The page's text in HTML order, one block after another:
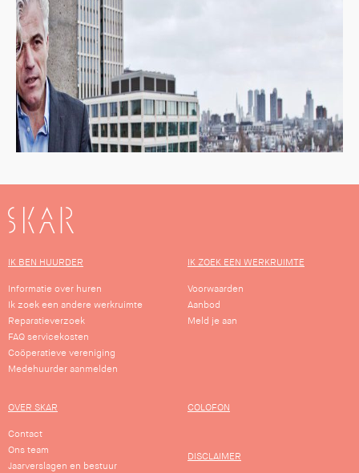
SKAR
IK BEN HUURDER
Informatie over huren
Ik zoek een andere werkruimte
Reparatieverzoek
FAQ servicekosten
Coöperatieve vereniging
Medehuurder aanmelden
IK ZOEK EEN WERKRUIMTE
Voorwaarden
Aanbod
Meld je aan
OVER SKAR
Contact
Ons team
Jaarverslagen en bestuur
COLOFON
DISCLAIMER